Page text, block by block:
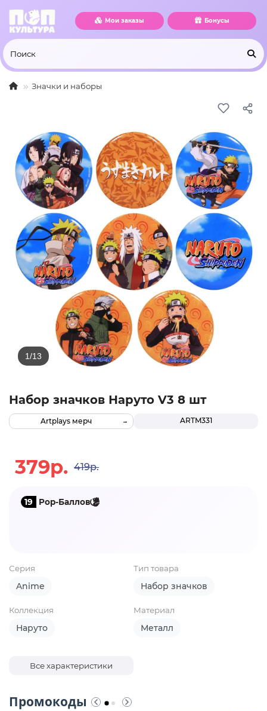
Мои заказы Бонусы
Значки и наборы
Набор значков Наруто V3 8 шт
ARTM331
Artplays мерч
379р. 419р.
19 Pop-Баллов
Серия
Anime
Тип товара
Набор значков
Коллекция
Наруто
Материал
Металл
Все характеристики
Промокоды